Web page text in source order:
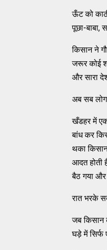
ऊँट को
पूछा-बाबा,
किसान ने
जरूर कोई
और सारा
अब सब
खँडहर में
बांध कर
थका
आदत होती
बैठ गया और
रात भरके
जब किसान
घड़े में सिर्फ